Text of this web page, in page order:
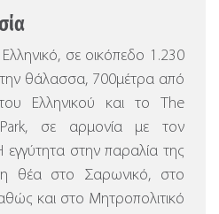
Ελληνικό, σε οικόπεδο 1.230
θάλασσα, 700μέτρα από
Ελληνικού και το The
σε αρμονία με τον
εγγύτητα στην παραλία της
η θέα στο Σαρωνικό, στο
και στο Μητροπολιτικό